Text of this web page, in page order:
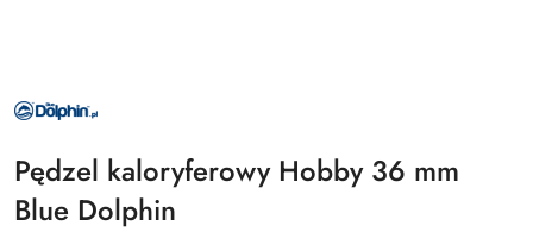
NAZWA
PRODUCENTA:
Pędzel kaloryferowy Hobby 36 mm
Blue Dolphin